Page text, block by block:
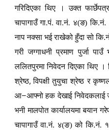
गरिदिएका थिए । उक्त
चापागाउँ गा.पं. वा.नं. ४(ङ)
नाप नक्सा भई राखेको हुँदा सो
गरी जग्गाधनी प्रमाण पुर्जा पाउँ
ललितपुरमा निवेदन दिएका थिए ।
श्रेष्ठ,विपक्षी तुयुचा श्रेष्ठ र
आ–आफ्नो हक देखाई निवेदकलाई
भनी मालपोत कार्यालयमा बयान
चापागाउँ वा.नं. ४(ङ) को कि.नं.